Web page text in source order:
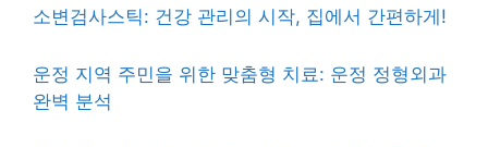
소변검사스틱: 건강 관리의 시작, 집에서 간편하게!
운정 지역 주민을 위한 맞춤형 치료: 운정 정형외과
완벽 분석